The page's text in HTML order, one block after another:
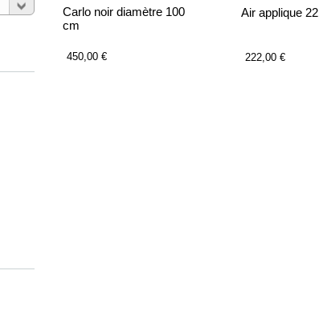
Carlo noir diamètre 100
cm
450,00 €
Air applique
222,00 €